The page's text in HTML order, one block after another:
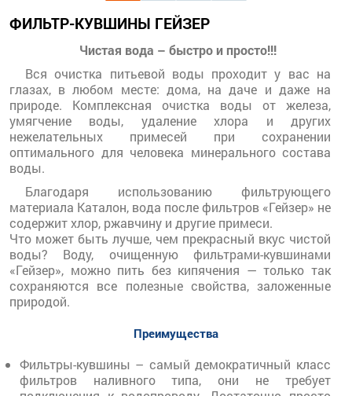
ФИЛЬТР-КУВШИНЫ ГЕЙЗЕР
Чистая вода – быстро и просто!!!
Вся очистка питьевой воды проходит у вас на
глазах, в любом месте: дома, на даче и даже на
природе. Комплексная очистка воды от железа,
умягчение воды, удаление хлора и других
нежелательных примесей при сохранении
оптимального для человека минерального состава
воды.
Благодаря использованию фильтрующего
материала Каталон, вода после фильтров «Гейзер» не
содержит хлор, ржавчину и другие примеси.
Что может быть лучше, чем прекрасный вкус чистой
воды? Воду, очищенную фильтрами-кувшинами
«Гейзер», можно пить без кипячения — только так
сохраняются все полезные свойства, заложенные
природой.
Преимущества
Фильтры-кувшины – самый демократичный класс
фильтров наливного типа, они не требует